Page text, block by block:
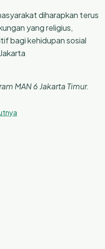
diharapkan terus
yang religius,
bagi kehidupan sosial
MAN 6 Jakarta Timur.